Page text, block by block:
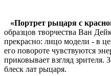
«Портрет рыцаря с
образцов творчества Ван
прекрасно: лицо модели - в
его повороте чувствуются
приковывает взгляд зрителя.
блеск лат рыцаря.